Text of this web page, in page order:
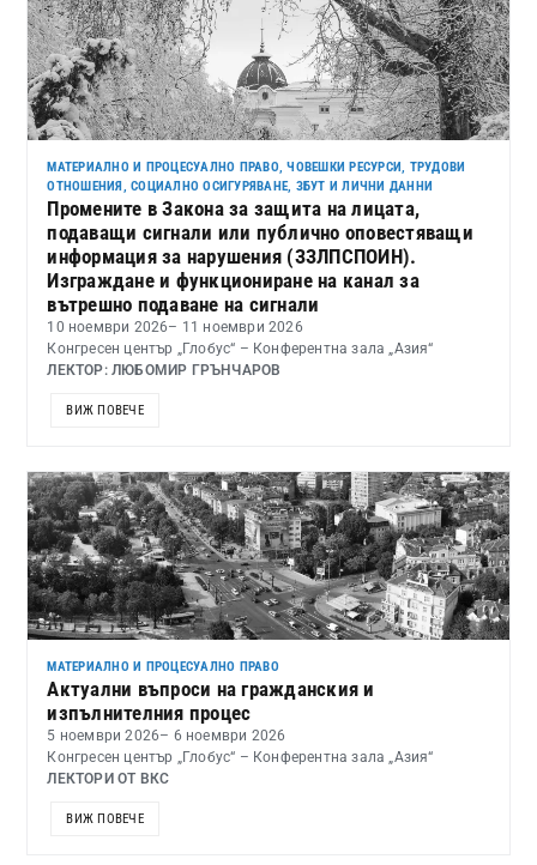
МАТЕРИАЛНО И ПРОЦЕСУАЛНО ПРАВО,ЧОВЕШКИ РЕСУРСИ, ТРУДОВИ
ОТНОШЕНИЯ, СОЦИАЛНО ОСИГУРЯВАНЕ, ЗБУТ И ЛИЧНИ ДАННИ
Промените в Закона за защита на лицата,
подаващи сигнали или публично оповестяващи
информация за нарушения (ЗЗЛПСПОИН).
Изграждане и функциониране на канал за
вътрешно подаване на сигнали
10 ноември 2026– 11 ноември 2026
Конгресен център „Глобус“ – Конферентна зала „Азия“
ЛЕКТОР: ЛЮБОМИР ГРЪНЧАРОВ
ВИЖ ПОВЕЧЕ
МАТЕРИАЛНО И ПРОЦЕСУАЛНО ПРАВО
Актуални въпроси на гражданския и
изпълнителния процес
5 ноември 2026– 6 ноември 2026
Конгресен център „Глобус“ – Конферентна зала „Азия“
ЛЕКТОРИ ОТ ВКС
ВИЖ ПОВЕЧЕ